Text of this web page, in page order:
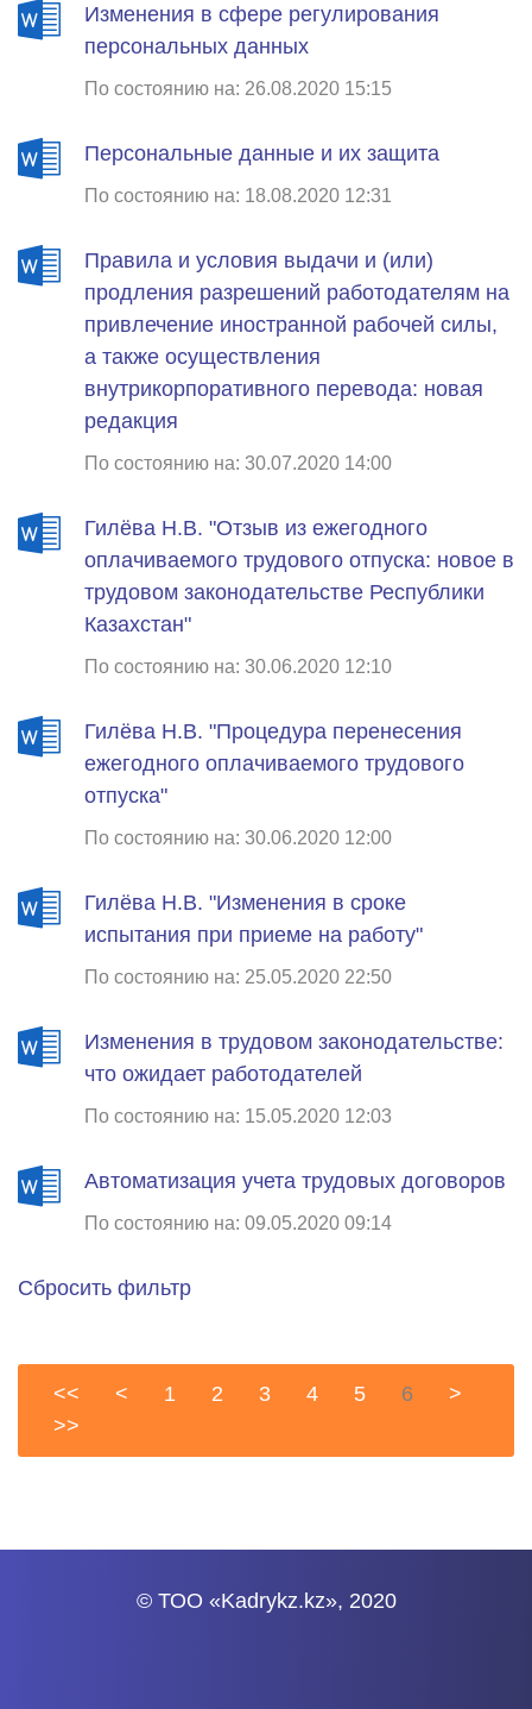
Изменения в сфере регулирования
персональных данных
По состоянию на: 26.08.2020 15:15
Персональные данные и их защита
По состоянию на: 18.08.2020 12:31
Правила и условия выдачи и (или)
продления разрешений работодателям на
привлечение иностранной рабочей силы,
а также осуществления
внутрикорпоративного перевода: новая
редакция
По состоянию на: 30.07.2020 14:00
Гилёва Н.В. "Отзыв из ежегодного
оплачиваемого трудового отпуска: новое в
трудовом законодательстве Республики
Казахстан"
По состоянию на: 30.06.2020 12:10
Гилёва Н.В. "Процедура перенесения
ежегодного оплачиваемого трудового
отпуска"
По состоянию на: 30.06.2020 12:00
Гилёва Н.В. "Изменения в сроке
испытания при приеме на работу"
По состоянию на: 25.05.2020 22:50
Изменения в трудовом законодательстве:
что ожидает работодателей
По состоянию на: 15.05.2020 12:03
Автоматизация учета трудовых договоров
По состоянию на: 09.05.2020 09:14
Сбросить фильтр
<< < 1 2 3 4 5 6
>
>>
© ТОО «Kadrykz.kz», 2020